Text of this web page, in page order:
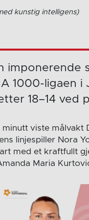
kunstig intelligens)
imponerende
1000-ligaen
18–14 ved
viste målvakt
linjespiller Nora
med et kraftfullt
Maria